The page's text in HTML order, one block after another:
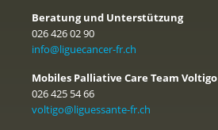
Beratung und Unterstützung
026 426 02 90
info@liguecancer-fr.ch
Mobiles Palliative Care Team Voltigo
026 425 54 66
voltigo@liguessante-fr.ch